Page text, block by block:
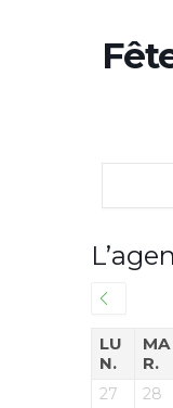
LU
N.
MA
R.
27 28